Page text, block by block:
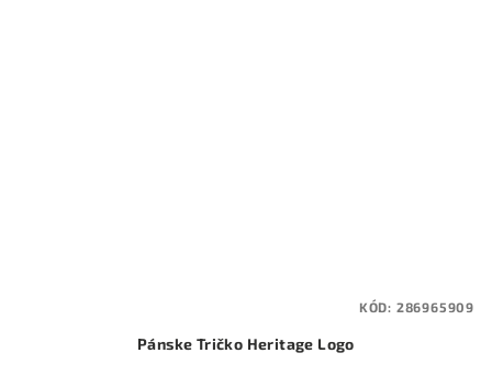
Pánske Tričko Heritage Logo
KÓD: 286965909